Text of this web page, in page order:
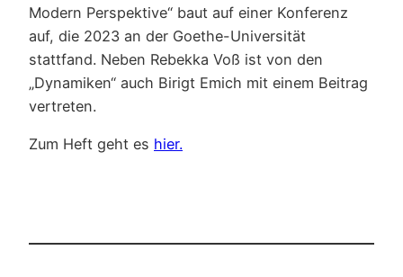
Modern Perspektive“ baut auf einer Konferenz
auf, die 2023 an der Goethe-Universität
stattfand. Neben Rebekka Voß ist von den
„Dynamiken“ auch Birigt Emich mit einem Beitrag
vertreten.
Zum Heft geht es hier.